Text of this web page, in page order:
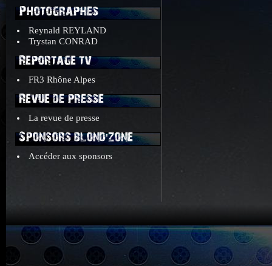
Photographes
Reynald REYLAND
Trystan CONRAD
Reportage tv
FR3 Rhône Alpes
Revue de presse
La revue de presse
Sponsors blond'zone
Accéder aux sponsors